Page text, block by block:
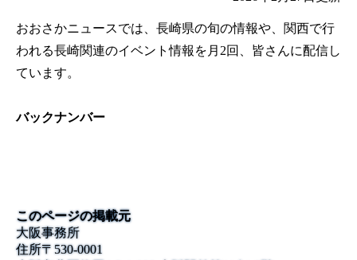
おおさかニュースでは、長崎県の旬の情報や、関西で行
われる長崎関連のイベント情報を月2回、皆さんに配信し
ています。
バックナンバー
このページの掲載元
大阪事務所
住所〒530-0001